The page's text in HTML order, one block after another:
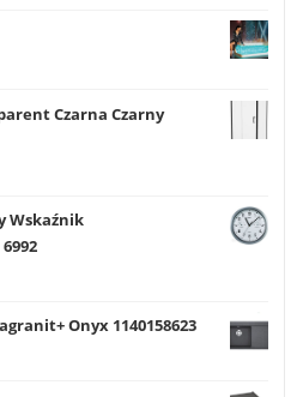
Czarna Czarny
Wskaźnik
Onyx 1140158623